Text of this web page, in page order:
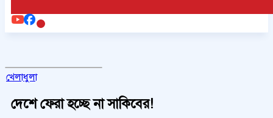
খেলাধুলা
দেশে ফেরা হচ্ছে না সাকিবের!